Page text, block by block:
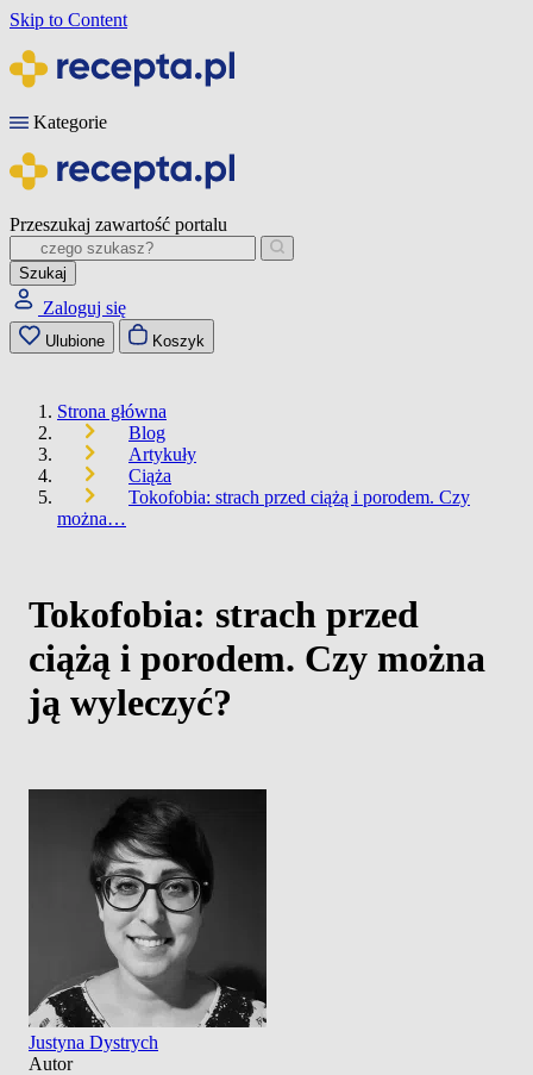
Skip to Content
Kategorie
Przeszukaj zawartość portalu
Szukaj
Zaloguj się
Ulubione Koszyk
Strona główna
Blog
Artykuły
Ciąża
Tokofobia: strach przed ciążą i porodem. Czy
można…
Tokofobia: strach przed
ciążą i porodem. Czy można
ją wyleczyć?
Justyna Dystrych
Autor